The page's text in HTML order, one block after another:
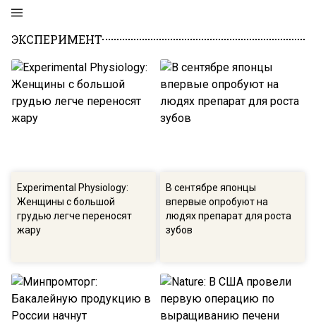
ЭКСПЕРИМЕНТ
Experimental Physiology:
Женщины с большой
грудью легче переносят
жару
В сентябре японцы
впервые опробуют на
людях препарат для роста
зубов